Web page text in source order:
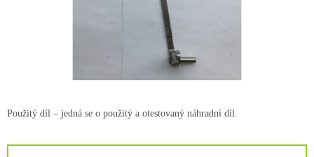
Použitý díl – jedná se o použitý a otestovaný náhradní díl.